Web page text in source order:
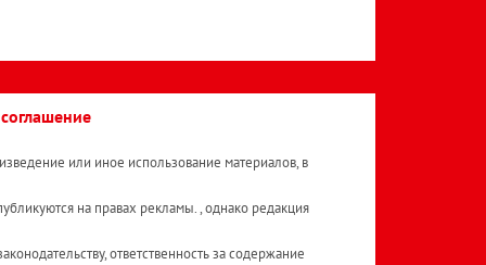
или иное использование материалов, в
на правах рекламы. , однако редакция
ответственность за содержание